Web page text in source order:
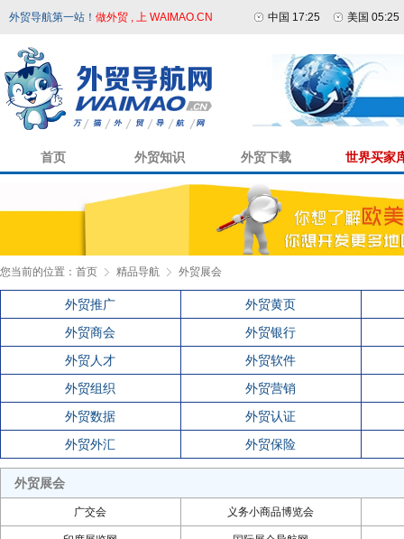
外贸导航第一站！ 做外贸 , 上 WAIMAO.CN 中国 17:25 美国 05:25
首页 外贸知识 外贸下载 世界买家
您当前的位置： 首页 精品导航 外贸展会
外贸推广
外贸黄页
外贸商会
外贸银行
外贸人才
外贸软件
外贸组织
外贸营销
外贸数据
外贸认证
外贸外汇
外贸保险
外贸展会
广交会 义务小商品博览会